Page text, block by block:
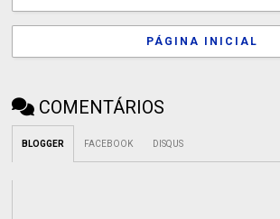
PÁGINA INICIAL
COMENTÁRIOS
BLOGGER FACEBOOK DISQUS